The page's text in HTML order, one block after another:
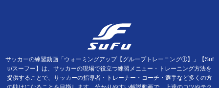
サッカーの練習動画「ウォーミングアップ【グループトレーニング①】」【Suf
u/スーフー】は、サッカーの現場で役立つ練習メニュー・トレーニング方法を
提供することで、サッカーの指導者・トレーナー・コーチ・選手など多くの方